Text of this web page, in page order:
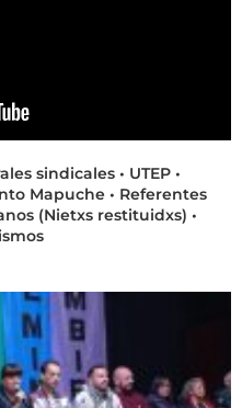
sindicales • UTEP •
Mapuche • Referentes
(Nietxs restituidxs) •